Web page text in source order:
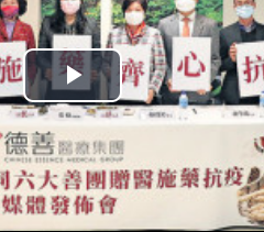
Play
Video